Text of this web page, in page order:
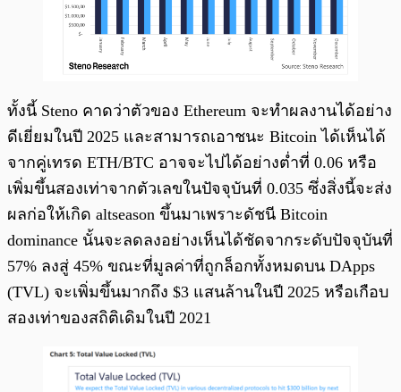
ทั้งนี้ Steno คาดว่าตัวของ Ethereum จะทำผลงานได้อย่าง
ดีเยี่ยมในปี 2025 และสามารถเอาชนะ Bitcoin ได้เห็นได้
จากคู่เทรด ETH/BTC อาจจะไปได้อย่างต่ำที่ 0.06 หรือ
เพิ่มขึ้นสองเท่าจากตัวเลขในปัจจุบันที่ 0.035 ซึ่งสิ่งนี้จะส่ง
ผลก่อให้เกิด altseason ขึ้นมาเพราะดัชนี Bitcoin
dominance นั้นจะลดลงอย่างเห็นได้ชัดจากระดับปัจจุบันที่
57% ลงสู่ 45% ขณะที่มูลค่าที่ถูกล็อกทั้งหมดบน DApps
(TVL) จะเพิ่มขึ้นมากถึง $3 แสนล้านในปี 2025 หรือเกือบ
สองเท่าของสถิติเดิมในปี 2021